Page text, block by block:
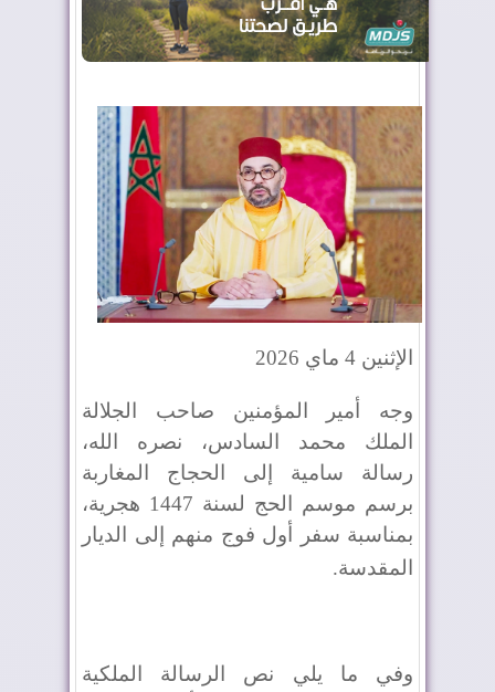
الإثنين 4 ماي 2026
وجه أمير المؤمنين صاحب الجلالة
الملك محمد السادس، نصره الله،
رسالة سامية إلى الحجاج المغاربة
برسم موسم الحج لسنة 1447 هجرية،
بمناسبة سفر أول فوج منهم إلى الديار
المقدسة.
وفي ما يلي نص الرسالة الملكية